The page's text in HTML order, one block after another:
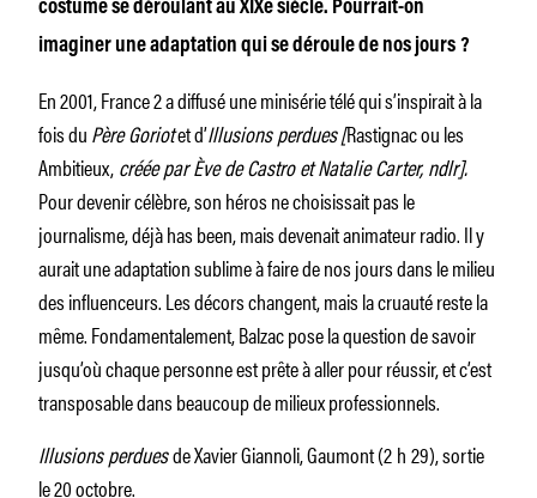
costume se déroulant au XIXe siècle. Pourrait-on
imaginer une adaptation qui se déroule de nos jours ?
En 2001, France 2 a diffusé une minisérie télé qui s’inspirait à la
fois duPère Goriotet d’Illusions perdues[Rastignac ou les
Ambitieux,créée par Ève de Castro et Natalie Carter, ndlr].
Pour devenir célèbre, son héros ne choisissait pas le
journalisme, déjà has been, mais devenait animateur radio. Il y
aurait une adaptation sublime à faire de nos jours dans le milieu
des influenceurs. Les décors changent, mais la cruauté reste la
même. Fondamentalement, Balzac pose la question de savoir
jusqu’où chaque personne est prête à aller pour réussir, et c’est
transposable dans beaucoup de milieux professionnels.
Illusions perduesde Xavier Giannoli, Gaumont (2 h 29), sortie
le 20 octobre.